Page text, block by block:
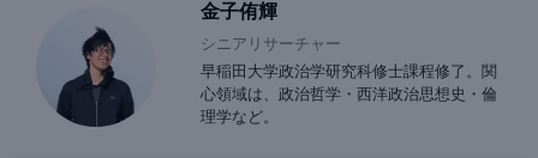
金子侑輝
シニアリサーチャー
早稲田大学政治学研究科修士課程修了。関
心領域は、政治哲学・西洋政治思想史・倫
理学など。